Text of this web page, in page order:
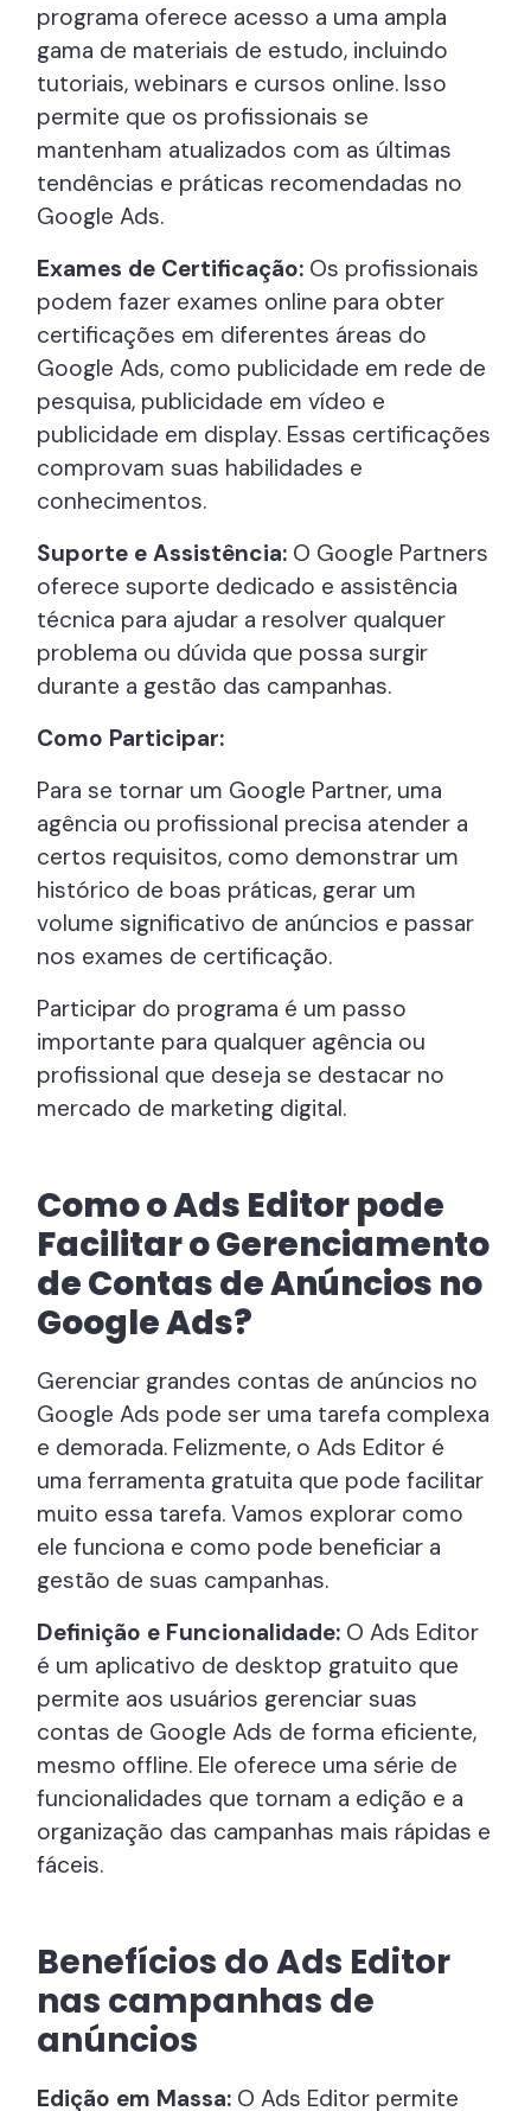
programa oferece acesso a uma ampla
gama de materiais de estudo, incluindo
tutoriais, webinars e cursos online. Isso
permite que os profissionais se
mantenham atualizados com as últimas
tendências e práticas recomendadas no
Google Ads.
Exames de Certificação: Os profissionais
podem fazer exames online para obter
certificações em diferentes áreas do
Google Ads, como publicidade em rede de
pesquisa, publicidade em vídeo e
publicidade em display. Essas certificações
comprovam suas habilidades e
conhecimentos.
Suporte e Assistência: O Google Partners
oferece suporte dedicado e assistência
técnica para ajudar a resolver qualquer
problema ou dúvida que possa surgir
durante a gestão das campanhas.
Como Participar:
Para se tornar um Google Partner, uma
agência ou profissional precisa atender a
certos requisitos, como demonstrar um
histórico de boas práticas, gerar um
volume significativo de anúncios e passar
nos exames de certificação.
Participar do programa é um passo
importante para qualquer agência ou
profissional que deseja se destacar no
mercado de marketing digital.
Como o Ads Editor pode
Facilitar o Gerenciamento
de Contas de Anúncios no
Google Ads?
Gerenciar grandes contas de anúncios no
Google Ads pode ser uma tarefa complexa
e demorada. Felizmente, o Ads Editor é
uma ferramenta gratuita que pode facilitar
muito essa tarefa. Vamos explorar como
ele funciona e como pode beneficiar a
gestão de suas campanhas.
Definição e Funcionalidade: O Ads Editor
é um aplicativo de desktop gratuito que
permite aos usuários gerenciar suas
contas de Google Ads de forma eficiente,
mesmo offline. Ele oferece uma série de
funcionalidades que tornam a edição e a
organização das campanhas mais rápidas e
fáceis.
Benefícios do Ads Editor
nas campanhas de
anúncios
Edição em Massa: O Ads Editor permite